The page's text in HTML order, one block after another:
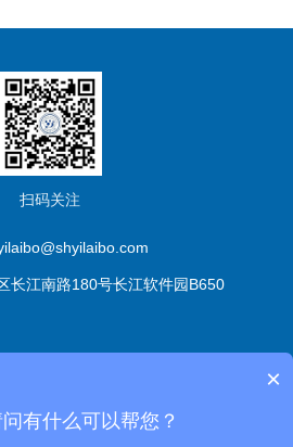
扫码关注
长江南路180号长江软件园B650
×
有什么可以帮您？